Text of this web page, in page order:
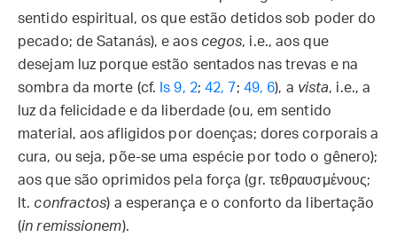
sentido espiritual, os que estão detidos sob poder do
pecado; de Satanás), e aos cegos, i.e., aos que
desejam luz porque estão sentados nas trevas e na
sombra da morte (cf. Is 9, 2;42, 7; 49, 6), a vista, i.e., a
luz da felicidade e da liberdade (ou, em sentido
material, aos afligidos por doenças; dores corporais a
cura, ou seja, põe-se uma espécie por todo o gênero);
aos que são oprimidos pela força (gr. τεθραυσμένους;
lt. confractos) a esperança e o conforto da libertação
(in remissionem).